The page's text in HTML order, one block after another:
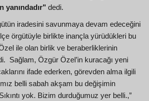
yanındadır" dedi.
iradesini savunmaya devam edeceğini
örgütüyle birlikte inançla yürüdükleri bu
ile olan birlik ve beraberliklerinin
Sağlam, Özgür Özel’in kuracağı yeni
ifade ederken, görevden alma ilgili
belli sabah akşam bu değişimin
yok. Bizim durduğumuz yer belli.,”